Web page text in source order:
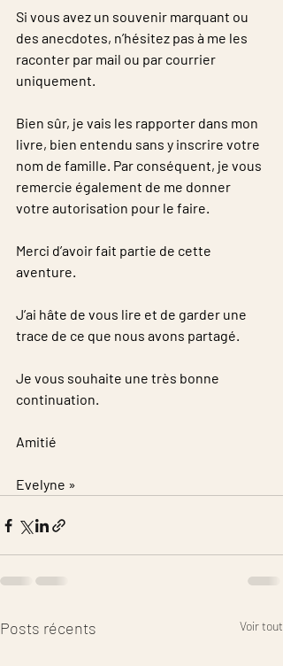
​​Si vous avez un souvenir marquant ou
des anecdotes, n’hésitez pas à me les
raconter par mail ou par courrier
uniquement.
Bien sûr, je vais les rapporter dans mon
livre, bien entendu sans y inscrire votre
nom de famille. Par conséquent, je vous
remercie également de me donner
votre autorisation pour le faire.
​​Merci d’avoir fait partie de cette
aventure.
​​J’ai hâte de vous lire et de garder une
trace de ce que nous avons partagé.
​​Je vous souhaite une très bonne
continuation.
​​​​​​Amitié
​​​​​​​Evelyne »
Posts récents Voir tout